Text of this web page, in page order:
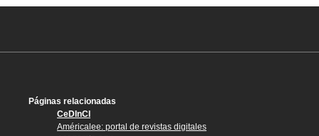
Páginas relacionadas
CeDInCI
Américalee: portal de revistas digitales